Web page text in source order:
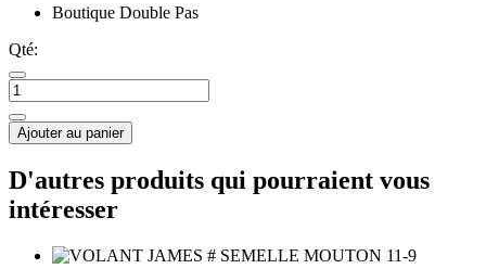
Boutique Double Pas
Qté:
Ajouter au panier
D'autres produits qui pourraient vous
intéresser